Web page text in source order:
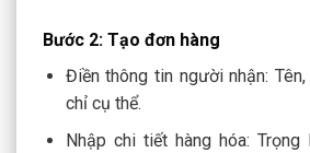
Bước 2: Tạo đơn hàng
Điền thông tin người nhận:
chỉ cụ thể.
Nhập chi tiết hàng hóa: